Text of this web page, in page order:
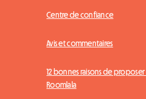
Centre de confiance
Avis et commentaires
12 bonnes raisons de
Roomlala